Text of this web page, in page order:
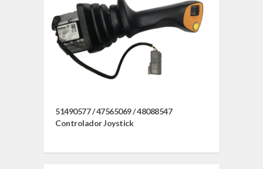
51490577 / 47565069 / 48088547
Controlador Joystick